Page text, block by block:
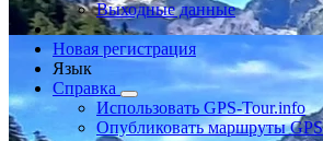
Выходные данные
Новая регистрация
Язык
Справка
Использовать GPS-Tour.info
Опубликовать маршруты GPS